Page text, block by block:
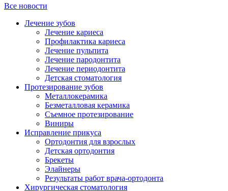
Все новости
Лечение зубов
Лечение кариеса
Профилактика кариеса
Лечение пульпита
Лечение пародонтита
Лечение периодонтита
Детская стоматология
Протезирование зубов
Металлокерамика
Безметалловая керамика
Съемное протезирование
Виниры
Исправление прикуса
Ортодонтия для взрослых
Детская ортодонтия
Брекеты
Элайнеры
Результаты работ врача-ортодонта
Хирургическая стоматология